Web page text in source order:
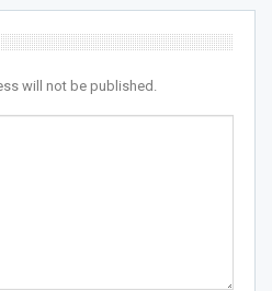
will not be published.